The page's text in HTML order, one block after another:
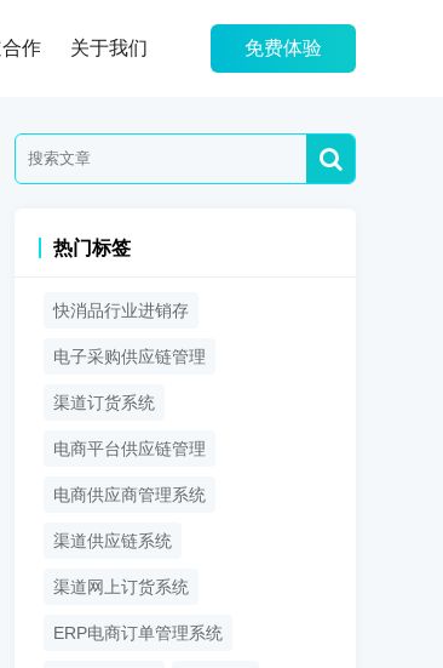
免费体验
作 关于我们
热门标签
快消品行业进销存
电子采购供应链管理
渠道订货系统
电商平台供应链管理
电商供应商管理系统
渠道供应链系统
渠道网上订货系统
ERP电商订单管理系统